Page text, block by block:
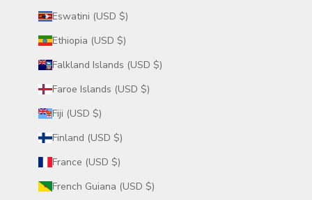
Eswatini (USD $)
Ethiopia (USD $)
Falkland Islands (USD $)
Faroe Islands (USD $)
Fiji (USD $)
Finland (USD $)
France (USD $)
French Guiana (USD $)